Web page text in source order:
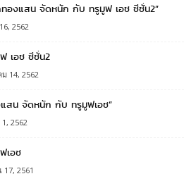
ทองแสน จัดหนัก กับ ทรูมูฟ เอช ซีซั่น2”
2562
เอช ซีซั่น2
14, 2562
แสน จัดหนัก กับ ทรูมูฟเอช”
2562
เอช
2561